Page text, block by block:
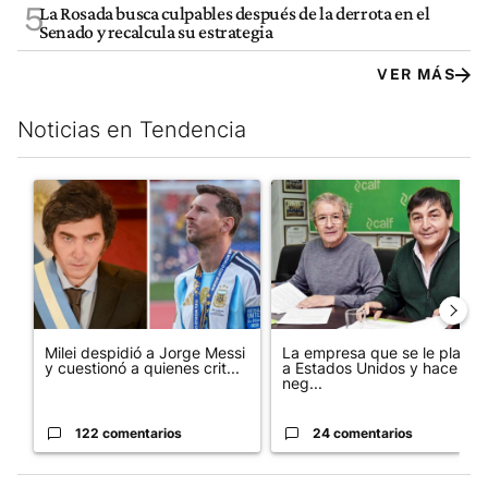
5La Rosada busca culpables después de la derrota en el
Senado y recalcula su estrategia
VER MÁS
Noticias en Tendencia
Este listado muestra los artículos con más comentarios en los
Un artículo de tendencia con el título "Milei despidió a Jorge
Milei despidió a Jorge Messi
y cuestionó a quienes crit...
122 comentarios
Un artículo de tendencia con
La empresa que se le plantó
a Estados Unidos y hace
neg...
24 comentarios